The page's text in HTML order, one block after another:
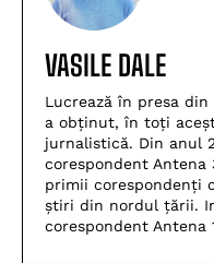
VASILE DALE
Lucrează în presa
a obținut, în toți
jurnalistică. Din anul
corespondent Antena
primii corespondenți
știri din nordul țării.
corespondent Antena